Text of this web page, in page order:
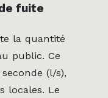
fuite
la quantité
public. Ce
(l/s),
locales. Le